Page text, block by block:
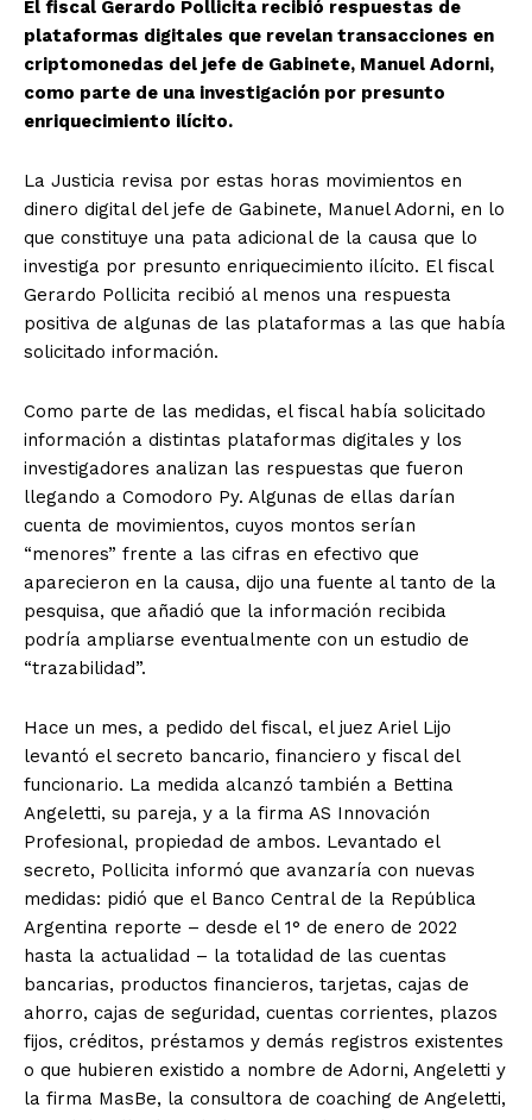
El fiscal Gerardo Pollicita recibió respuestas de
plataformas digitales que revelan transacciones en
criptomonedas del jefe de Gabinete, Manuel Adorni,
como parte de una investigación por presunto
enriquecimiento ilícito.
La Justicia revisa por estas horas movimientos en
dinero digital del jefe de Gabinete, Manuel Adorni, en lo
que constituye una pata adicional de la causa que lo
investiga por presunto enriquecimiento ilícito. El fiscal
Gerardo Pollicita recibió al menos una respuesta
positiva de algunas de las plataformas a las que había
solicitado información.
Como parte de las medidas, el fiscal había solicitado
información a distintas plataformas digitales y los
investigadores analizan las respuestas que fueron
llegando a Comodoro Py. Algunas de ellas darían
cuenta de movimientos, cuyos montos serían
“menores” frente a las cifras en efectivo que
aparecieron en la causa, dijo una fuente al tanto de la
pesquisa, que añadió que la información recibida
podría ampliarse eventualmente con un estudio de
“trazabilidad”.
Hace un mes, a pedido del fiscal, el juez Ariel Lijo
levantó el secreto bancario, financiero y fiscal del
funcionario. La medida alcanzó también a Bettina
Angeletti, su pareja, y a la firma AS Innovación
Profesional, propiedad de ambos. Levantado el
secreto, Pollicita informó que avanzaría con nuevas
medidas: pidió que el Banco Central de la República
Argentina reporte – desde el 1° de enero de 2022
hasta la actualidad – la totalidad de las cuentas
bancarias, productos financieros, tarjetas, cajas de
ahorro, cajas de seguridad, cuentas corrientes, plazos
fijos, créditos, préstamos y demás registros existentes
o que hubieren existido a nombre de Adorni, Angeletti y
la firma MasBe, la consultora de coaching de Angeletti,